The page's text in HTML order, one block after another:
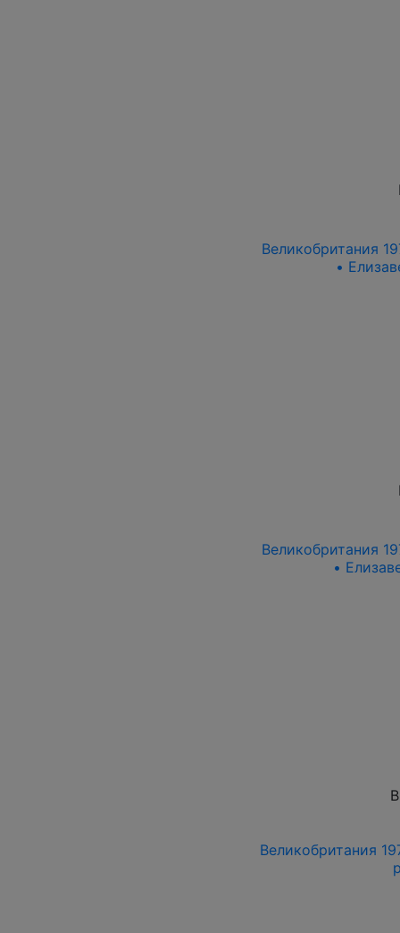
Великобритания
•
Великобритания
•
Великобритания